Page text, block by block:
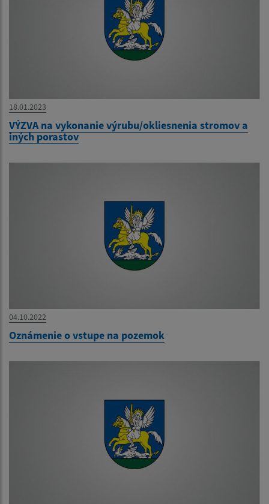
18.01.2023
VÝZVA na vykonanie výrubu/okliesnenia stromov a
iných porastov
04.10.2022
Oznámenie o vstupe na pozemok